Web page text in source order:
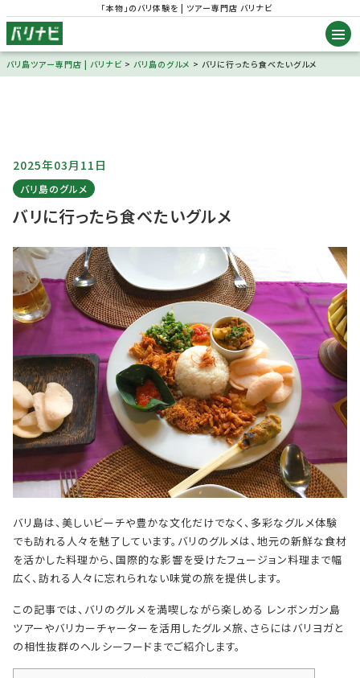
「本物」のバリ体験を | ツアー専門店 バリナビ
バリ島ツアー専門店 | バリナビ > バリ島のグルメ > バリに行ったら食べたいグルメ
2025年03月11日
バリ島のグルメ
バリに行ったら食べたいグルメ
バリ島は、美しいビーチや豊かな文化だけでなく、多彩なグルメ体験
でも訪れる人々を魅了しています。バリのグルメは、地元の新鮮な食材
を活かした料理から、国際的な影響を受けたフュージョン料理まで幅
広く、訪れる人々に忘れられない味覚の旅を提供します。
この記事では、バリのグルメを満喫しながら楽しめる レンボンガン島
ツアーやバリカーチャーターを活用したグルメ旅、さらにはバリヨガと
の相性抜群のヘルシーフードまでご紹介します。